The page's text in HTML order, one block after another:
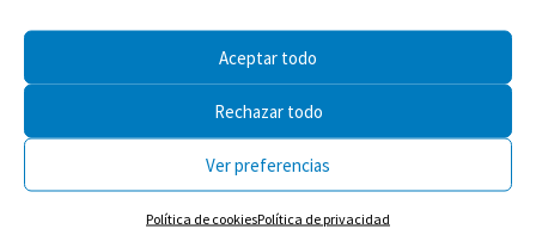
Aceptar todo
Rechazar todo
Ver preferencias
Política de cookiesPolítica de privacidad